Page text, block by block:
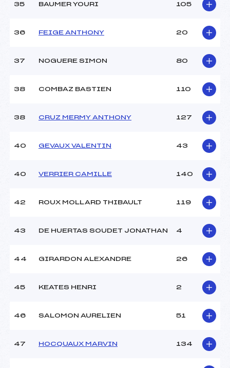
35 BAUMER YOURI 105
36 FEIGE ANTHONY 20
37 NOGUERE SIMON 80
38 COMBAZ BASTIEN 110
38 CRUZ MERMY ANTHONY 127
40 GEVAUX VALENTIN 43
40 VERRIER CAMILLE 140
42 ROUX MOLLARD THIBAULT 119
43 DE HUERTAS SOUDET JONATHAN 4
44 GIRARDON ALEXANDRE 26
45 KEATES HENRI 2
46 SALOMON AURELIEN 51
47 HOCQUAUX MARVIN 134